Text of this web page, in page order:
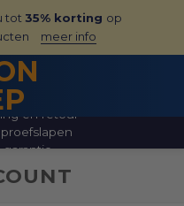
tot 35% korting op
meer info
en retour
garantie